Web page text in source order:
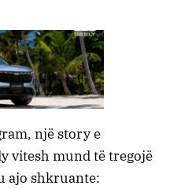
një story e
vitesh mund të tregojë
ajo shkruante: